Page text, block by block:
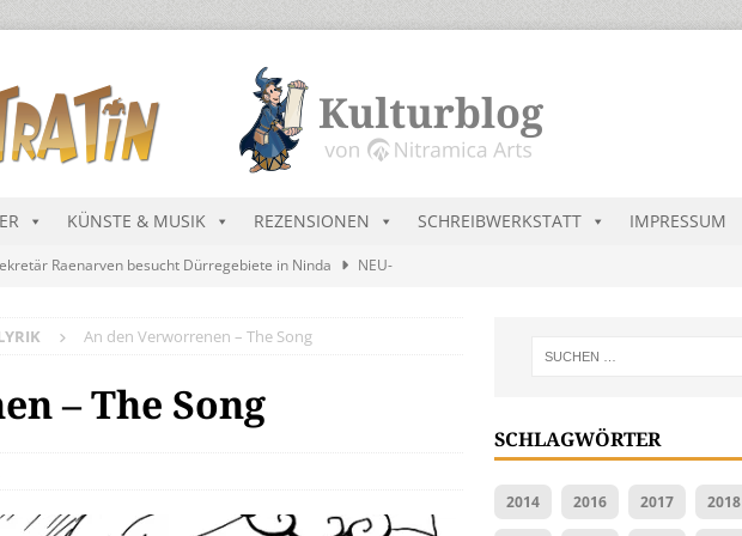
KÜNSTE & MUSIK REZENSIONEN SCHREIBWERKSTATT IMPRESSUM
Raenarven besucht Dürregebiete in Ninda
NEU-
wird erst mal unöffentlich…
ALLGEMEIN
MALMEDIEN UND RATGEBER
NEU-NITRAMIEN
Charts im August 2026
An den Verworrenen – The Song
– The Song
SCHLAGWÖRTER
2014 2016 2017 2018